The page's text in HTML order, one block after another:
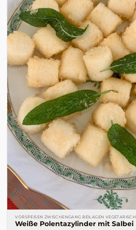
VORSPEISEN ZWISCHENGANG BEILAGEN VEGETARISCH
Weiße Polentazylinder mit Salbei